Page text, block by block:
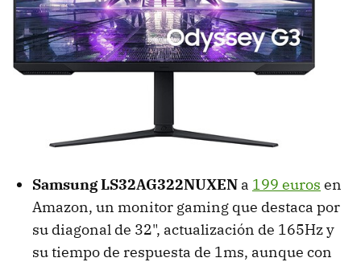
Samsung LS32AG322NUXEN a 199 euros en
Amazon, un monitor gaming que destaca por
su diagonal de 32", actualización de 165Hz y
su tiempo de respuesta de 1ms, aunque con